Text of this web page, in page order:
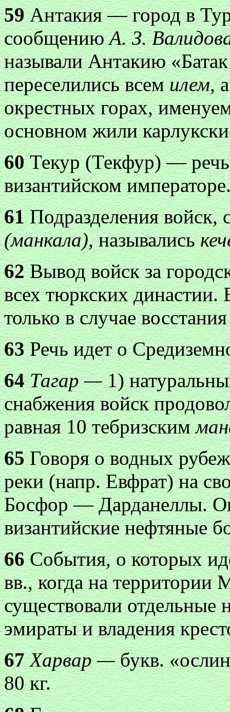
59Антакия — город в
сообщениюА. З.
называли Антакию
переселились всемилем,а
окрестных горах,
основном жили
60Текур (Текфур) — речь
византийском
61Подразделения войск,
(манкала),назывались
62Вывод войск за
всех тюркских династии.
только в случае
63Речь идет о
64 Тагар —1)
снабжения войск
равная 10 тебризским
65Говоря о водных
реки (напр. Евфрат) на
Босфор — Дарданеллы.
византийские нефтяные
66События, о которых
вв., когда на
существовали отдельные
эмираты и владения
67 Харвар —букв.
80 кг.